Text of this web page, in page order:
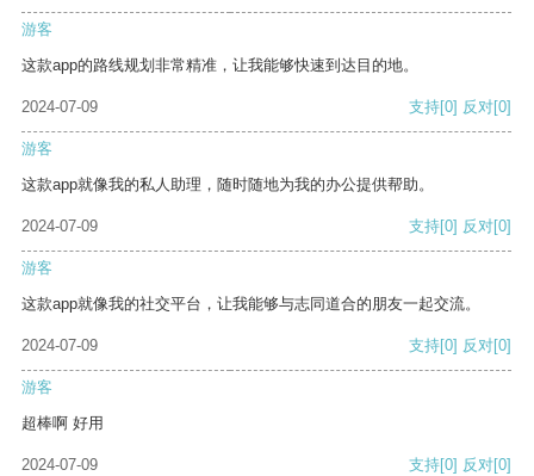
游客
这款app的路线规划非常精准，让我能够快速到达目的地。
2024-07-09 支持[0] 反对[0]
游客
这款app就像我的私人助理，随时随地为我的办公提供帮助。
2024-07-09 支持[0] 反对[0]
游客
这款app就像我的社交平台，让我能够与志同道合的朋友一起交流。
2024-07-09 支持[0] 反对[0]
游客
超棒啊 好用
2024-07-09 支持[0] 反对[0]